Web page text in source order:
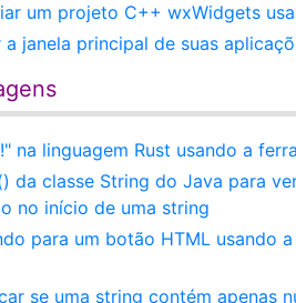
um projeto C++ wxWidgets
janela principal de suas
na linguagem Rust usando a
da classe String do Java para
no início de uma string
para um botão HTML usando
se uma string contém apenas